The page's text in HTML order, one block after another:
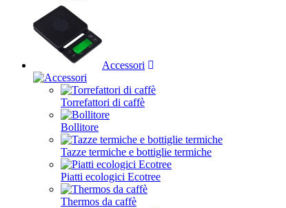
Accessori
Torrefattori di caffè
Bollitore
Tazze termiche e bottiglie termiche
Piatti ecologici Ecotree
Thermos da caffè